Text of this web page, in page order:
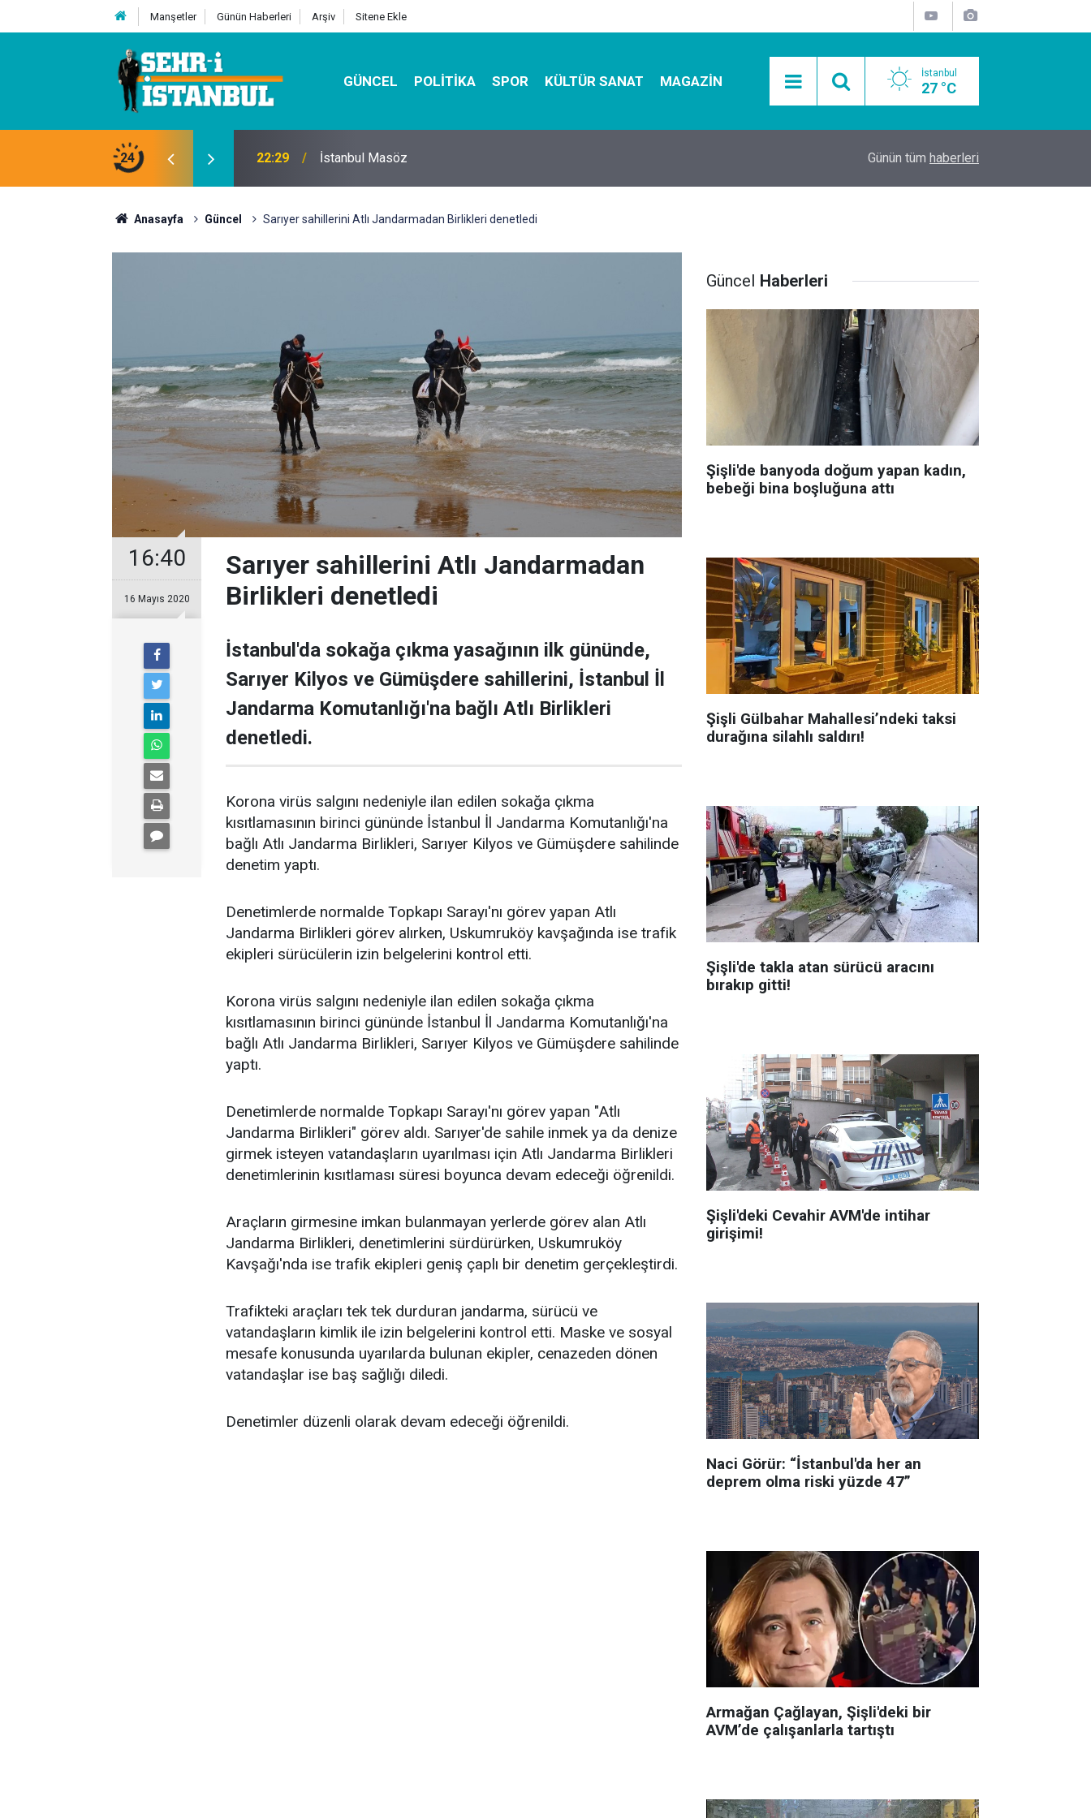
Manşetler Günün Haberleri Arşiv Sitene Ekle
GÜNCEL POLITIKA SPOR KÜLTÜR SANAT MAGAZIN İstanbul
27 °C
24 07:32 Kutu Sihirbazı ile Estetik, Dayanıklı ve Çevre Dostu Ambalaj Mobil Araçlarla Hayır Lokması Dağıtımının
Günün tüm haberleri
Anasayfa Güncel Sarıyer sahillerini Atlı Jandarmadan Birlikleri denetledi
16:40
16 Mayıs 2020
Sarıyer sahillerini Atlı Jandarmadan
Birlikleri denetledi
İstanbul'da sokağa çıkma yasağının ilk gününde,
Sarıyer Kilyos ve Gümüşdere sahillerini, İstanbul İl
Jandarma Komutanlığı'na bağlı Atlı Birlikleri
denetledi.
Korona virüs salgını nedeniyle ilan edilen sokağa çıkma
kısıtlamasının birinci gününde İstanbul İl Jandarma Komutanlığı'na
bağlı Atlı Jandarma Birlikleri, Sarıyer Kilyos ve Gümüşdere sahilinde
denetim yaptı.
Denetimlerde normalde Topkapı Sarayı'nı görev yapan Atlı
Jandarma Birlikleri görev alırken, Uskumruköy kavşağında ise trafik
ekipleri sürücülerin izin belgelerini kontrol etti.
Korona virüs salgını nedeniyle ilan edilen sokağa çıkma
kısıtlamasının birinci gününde İstanbul İl Jandarma Komutanlığı'na
bağlı Atlı Jandarma Birlikleri, Sarıyer Kilyos ve Gümüşdere sahilinde
yaptı.
Denetimlerde normalde Topkapı Sarayı'nı görev yapan "Atlı
Jandarma Birlikleri" görev aldı. Sarıyer'de sahile inmek ya da denize
girmek isteyen vatandaşların uyarılması için Atlı Jandarma Birlikleri
denetimlerinin kısıtlaması süresi boyunca devam edeceği öğrenildi.
Araçların girmesine imkan bulanmayan yerlerde görev alan Atlı
Jandarma Birlikleri, denetimlerini sürdürürken, Uskumruköy
Kavşağı'nda ise trafik ekipleri geniş çaplı bir denetim gerçekleştirdi.
Trafikteki araçları tek tek durduran jandarma, sürücü ve
vatandaşların kimlik ile izin belgelerini kontrol etti. Maske ve sosyal
mesafe konusunda uyarılarda bulunan ekipler, cenazeden dönen
vatandaşlar ise baş sağlığı diledi.
Denetimler düzenli olarak devam edeceği öğrenildi.
Güncel Haberleri
Şişli'de banyoda doğum yapan kadın,
bebeği bina boşluğuna attı
Şişli Gülbahar Mahallesi’ndeki taksi
durağına silahlı saldırı!
Şişli'de takla atan sürücü aracını
bırakıp gitti!
Şişli'deki Cevahir AVM'de intihar
girişimi!
Naci Görür: “İstanbul'da her an
deprem olma riski yüzde 47”
Armağan Çağlayan, Şişli'deki bir
AVM’de çalışanlarla tartıştı